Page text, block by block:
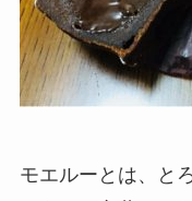
モエルーとは、と